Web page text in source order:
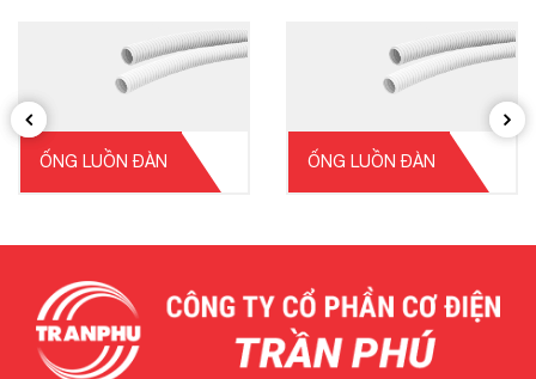
ỐNG LUỒN ĐÀN ỐNG LUỒN ĐÀN